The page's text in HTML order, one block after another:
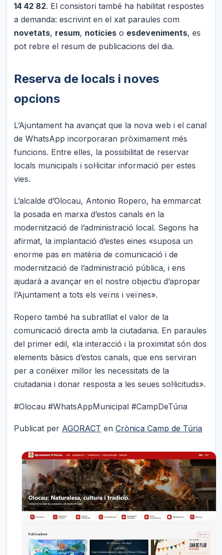
14 42 82. El consistori també ha habilitat respostes
a demanda: escrivint en el xat paraules com
novetats, resum, notícies o esdeveniments, es
pot rebre el resum de publicacions del dia.
Reserva de locals i noves
opcions
L’Ajuntament ha avançat que la nova web i el canal
de WhatsApp incorporaran pròximament més
funcions. Entre elles, la possibilitat de reservar
locals municipals i sol·licitar informació per estes
vies.
L’alcalde d’Olocau, Antonio Ropero, ha emmarcat
la posada en marxa d’estos canals en la
modernització de l’administració local. Segons ha
afirmat, la implantació d’estes eines «suposa un
enorme pas en matèria de comunicació i de
modernització de l’administració pública, i ens
ajudarà a avançar en el nostre objectiu d’apropar
l’Ajuntament a tots els veïns i veïnes».
Ropero també ha subratllat el valor de la
comunicació directa amb la ciutadania. En paraules
del primer edil, «la interacció i la proximitat són dos
elements bàsics d’estos canals, que ens serviran
per a conéixer millor les necessitats de la
ciutadania i donar resposta a les seues sol·licituds».
#Olocau #WhatsAppMunicipal #CampDeTúria
Publicat per AGORACT enCrònica Camp de Túria